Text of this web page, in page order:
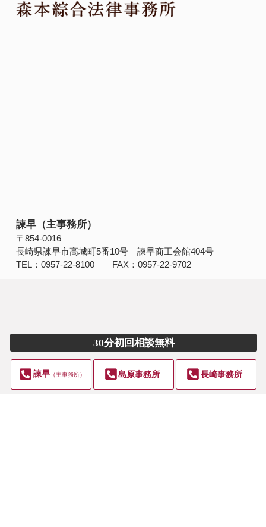
諫早（主事務所）
〒854‐0016
長崎県諫早市高城町5番10号 諫早商工会館404号
TEL：0957-22-8100 FAX：0957-22-9702
〒850-0033
長崎県長崎市万才町１０番３ サンガーデン万才町702号
30分初回相談無料
諫早（主事務所） 島原事務所 長崎事務所